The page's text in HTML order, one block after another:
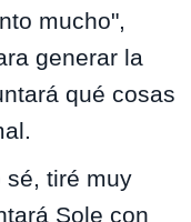
mucho",
generar la
qué cosas
sé, tiré muy
Sole con